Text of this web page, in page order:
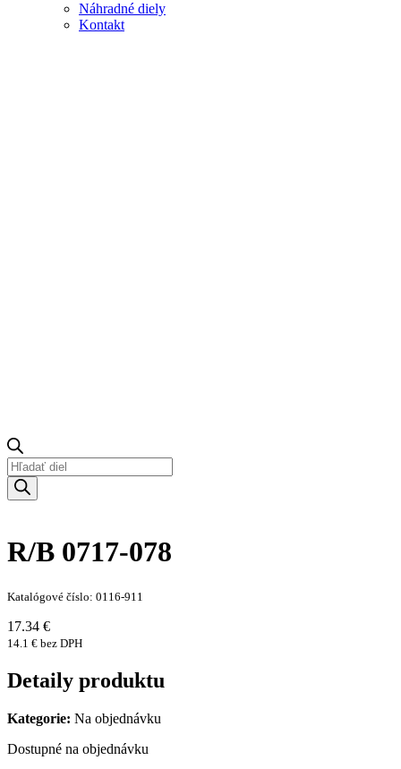
Náhradné diely
Kontakt
Products
search
R/B 0717-078
Katalógové číslo: 0116-911
17.34 €
14.1 € bez DPH
Detaily produktu
Kategorie: Na objednávku
Dostupné na objednávku